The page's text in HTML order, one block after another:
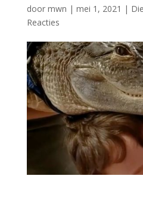
door mwn | mei 1, 2021 |
Reacties